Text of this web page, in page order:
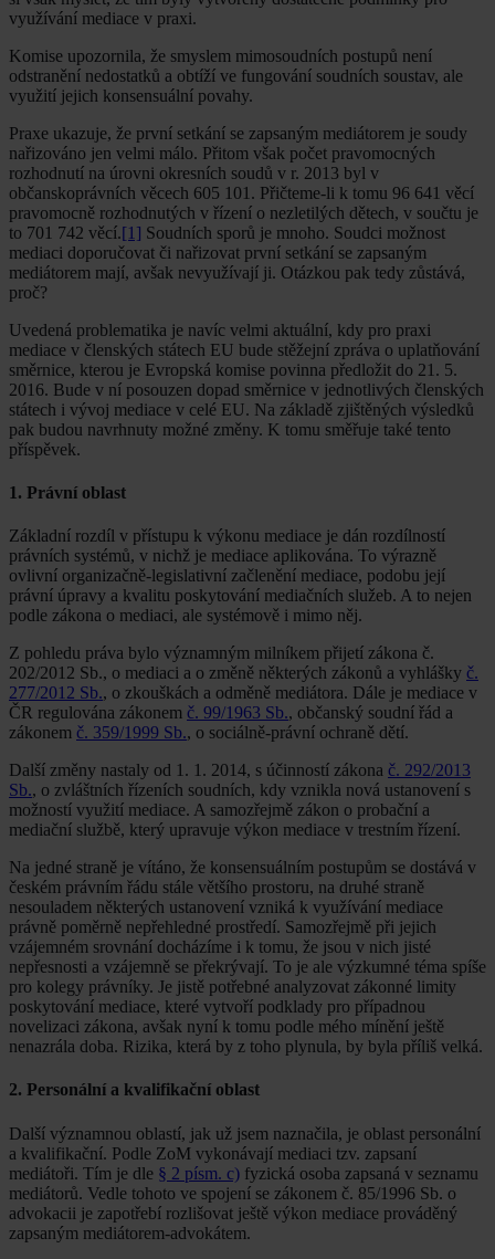
využívání mediace v praxi.
Komise upozornila, že smyslem mimosoudních postupů není
odstranění nedostatků a obtíží ve fungování soudních soustav, ale
využití jejich konsensuální povahy.
Praxe ukazuje, že první setkání se zapsaným mediátorem je soudy
nařizováno jen velmi málo. Přitom však počet pravomocných
rozhodnutí na úrovni okresních soudů v r. 2013 byl v
občanskoprávních věcech 605 101. Přičteme-li k tomu 96 641 věcí
pravomocně rozhodnutých v řízení o nezletilých dětech, v součtu je
to 701 742 věcí.[1] Soudních sporů je mnoho. Soudci možnost
mediaci doporučovat či nařizovat první setkání se zapsaným
mediátorem mají, avšak nevyužívají ji. Otázkou pak tedy zůstává,
proč?
Uvedená problematika je navíc velmi aktuální, kdy pro praxi
mediace v členských státech EU bude stěžejní zpráva o uplatňování
směrnice, kterou je Evropská komise povinna předložit do 21. 5.
2016. Bude v ní posouzen dopad směrnice v jednotlivých členských
státech i vývoj mediace v celé EU. Na základě zjištěných výsledků
pak budou navrhnuty možné změny. K tomu směřuje také tento
příspěvek.
1. Právní oblast
Základní rozdíl v přístupu k výkonu mediace je dán rozdílností
právních systémů, v nichž je mediace aplikována. To výrazně
ovlivní organizačně-legislativní začlenění mediace, podobu její
právní úpravy a kvalitu poskytování mediačních služeb. A to nejen
podle zákona o mediaci, ale systémově i mimo něj.
Z pohledu práva bylo významným milníkem přijetí zákona č.
202/2012 Sb., o mediaci a o změně některých zákonů a vyhlášky č.
277/2012 Sb., o zkouškách a odměně mediátora. Dále je mediace v
ČR regulována zákonem č. 99/1963 Sb., občanský soudní řád a
zákonem č. 359/1999 Sb., o sociálně-právní ochraně dětí.
Další změny nastaly od 1. 1. 2014, s účinností zákona č. 292/2013
Sb., o zvláštních řízeních soudních, kdy vznikla nová ustanovení s
možností využití mediace. A samozřejmě zákon o probační a
mediační službě, který upravuje výkon mediace v trestním řízení.
Na jedné straně je vítáno, že konsensuálním postupům se dostává v
českém právním řádu stále většího prostoru, na druhé straně
nesouladem některých ustanovení vzniká k využívání mediace
právně poměrně nepřehledné prostředí. Samozřejmě při jejich
vzájemném srovnání docházíme i k tomu, že jsou v nich jisté
nepřesnosti a vzájemně se překrývají. To je ale výzkumné téma spíše
pro kolegy právníky. Je jistě potřebné analyzovat zákonné limity
poskytování mediace, které vytvoří podklady pro případnou
novelizaci zákona, avšak nyní k tomu podle mého mínění ještě
nenazrála doba. Rizika, která by z toho plynula, by byla příliš velká.
2. Personální a kvalifikační oblast
Další významnou oblastí, jak už jsem naznačila, je oblast personální
a kvalifikační. Podle ZoM vykonávají mediaci tzv. zapsaní
mediátoři. Tím je dle § 2 písm. c) fyzická osoba zapsaná v seznamu
mediátorů. Vedle tohoto ve spojení se zákonem č. 85/1996 Sb. o
advokacii je zapotřebí rozlišovat ještě výkon mediace prováděný
zapsaným mediátorem-advokátem.